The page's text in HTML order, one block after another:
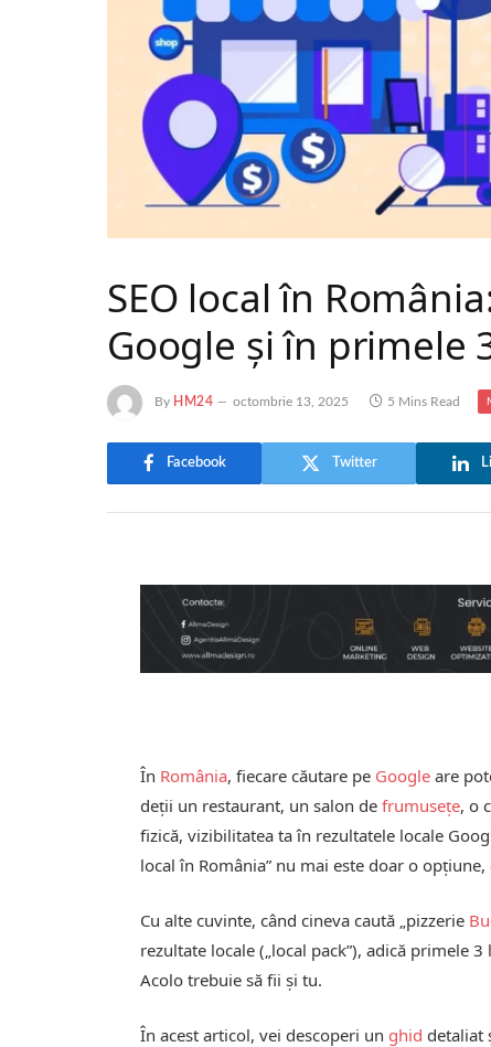
SEO local în
Google și în primele
By HM24 octombrie 13, 2025 5 Mins Read
Facebook Twitter
În România, fiecare căutare pe Google are
deții un restaurant, un salon defrumusețe, o
fizică, vizibilitatea ta în rezultatele locale
local în România” nu mai este doar o opțiune,
Cu alte cuvinte, când cineva caută „pizzerie
rezultate locale („local pack”), adică primele
Acolo trebuie să fii și tu.
În acest articol, vei descoperi un ghid detaliat